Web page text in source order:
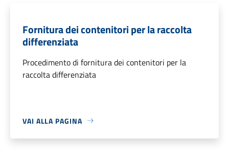
Fornitura dei contenitori per la raccolta
differenziata
Procedimento di fornitura dei contenitori per la
raccolta differenziata
VAI ALLA PAGINA